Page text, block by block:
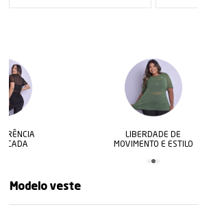
LIBERDADE DE
MOVIMENTO E ESTILO
Modelo veste